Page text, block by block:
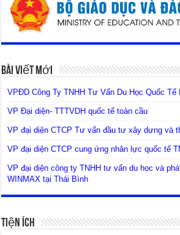
Bài Viết Mới
VPĐD Công Ty TNHH Tư Vấn Du Học Quốc Tế
VP Đại diện- TTTVDH quốc tế toàn cầu
VP đại diện CTCP Tư vấn đầu tư xây dựng và
VP đại diện CTCP cung ứng nhân lực quốc tế
VP đại diện công ty TNHH tư vấn du học và
WINMAX tại Thái Bình
Tiện Ích